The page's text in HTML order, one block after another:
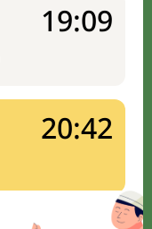
19:09
20:42